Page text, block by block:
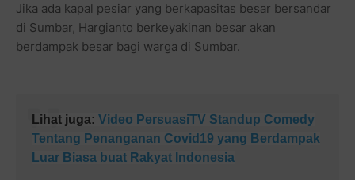
Jika ada kapal pesiar yang berkapasitas besar bersandar
di Sumbar, Hargianto berkeyakinan besar akan
berdampak besar bagi warga di Sumbar.
Lihat juga: Video PersuasiTV Standup Comedy
Tentang Penanganan Covid19 yang Berdampak
Luar Biasa buat Rakyat Indonesia